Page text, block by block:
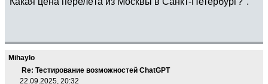
Mihaylo
Re: Тестирование возможностей ChatGPT
22.09.2025, 20:32